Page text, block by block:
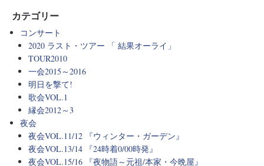
カテゴリー
コンサート
2020 ラスト・ツアー 「 結果オーライ」
TOUR2010
一会2015～2016
明日を撃て!
歌会VOL.1
縁会2012～3
夜会
夜会VOL.11/12 『ウィンター・ガーデン』
夜会VOL.13/14 『24時着0/00時発』
夜会VOL.15/16 『夜物語～元祖/本家・今晩屋』